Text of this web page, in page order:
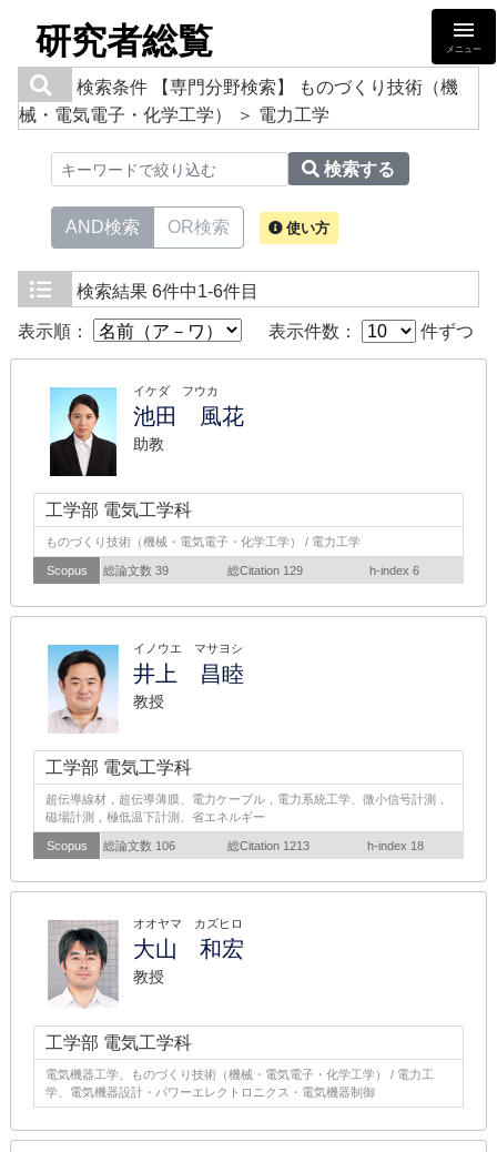
研究者総覧 メニュー
検索条件
【専門分野検索】 ものづくり技術（機
械・電気電子・化学工学） ＞ 電力工学
検索する
AND検索 OR検索 使い方
検索結果 6件中1-6件目
表示順： 表示件数： 件ずつ
イケダ フウカ
池田 風花
助教
工学部 電気工学科
ものづくり技術（機械・電気電子・化学工学） / 電力工学
Scopus 総論文数 39 総Citation 129 h-index 6
イノウエ マサヨシ
井上 昌睦
教授
工学部 電気工学科
超伝導線材，超伝導薄膜、電力ケーブル，電力系統工学、微小信号計測，
磁場計測，極低温下計測、省エネルギー
Scopus 総論文数 106 総Citation 1213 h-index 18
オオヤマ カズヒロ
大山 和宏
教授
工学部 電気工学科
電気機器工学、ものづくり技術（機械・電気電子・化学工学） / 電力工
学、電気機器設計・パワーエレクトロニクス・電気機器制御